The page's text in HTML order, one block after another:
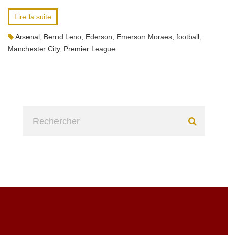
Lire la suite
Arsenal Bernd Leno Ederson Emerson Moraes football
Manchester City, Premier League